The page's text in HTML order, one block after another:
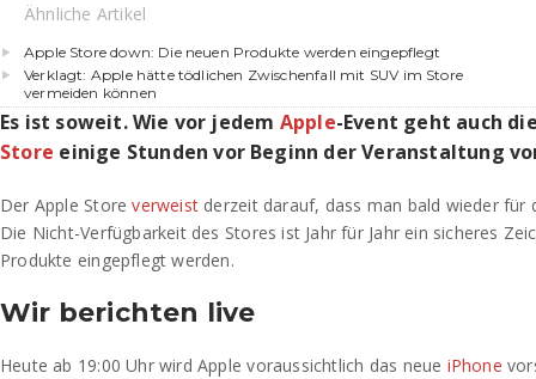
Ähnliche Artikel
Apple Store down: Die neuen Produkte werden eingepflegt
Verklagt: Apple hätte tödlichen Zwischenfall mit SUV im Store
vermeiden können
Es ist soweit. Wie vor jedem Apple-Event geht auch
Store einige Stunden vor Beginn der Veranstaltung
Der Apple Storeverweist derzeit darauf, dass man bald wieder für
Die Nicht-Verfügbarkeit des Stores ist Jahr für Jahr ein sicheres
Produkte eingepflegt werden.
Wir berichten live
Heute ab 19:00 Uhr wird Apple voraussichtlich das neue iPhone